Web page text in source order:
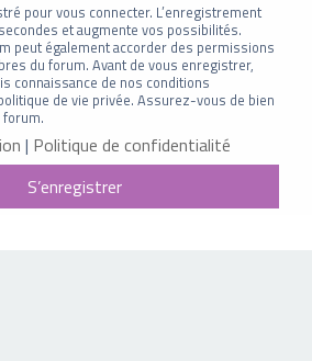
pour vous connecter. L’enregistrement
et augmente vos possibilités.
peut également accorder des permissions
du forum. Avant de vous enregistrer,
connaissance de nos conditions
de vie privée. Assurez-vous de bien
| Politique de confidentialité
S’enregistrer